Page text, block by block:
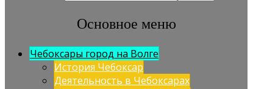
Основное меню
Чебоксары город на Волге
История Чебоксар
Деятельность в Чебоксарах